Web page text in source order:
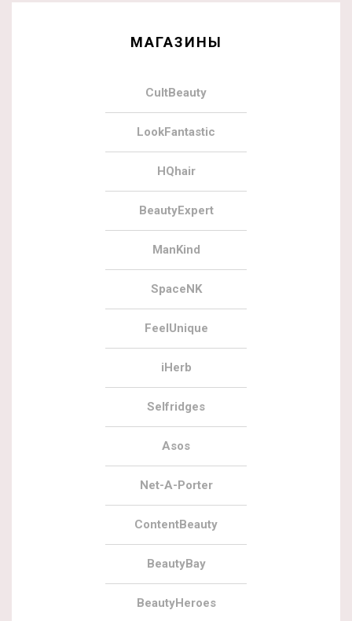
МАГАЗИНЫ
CultBeauty
LookFantastic
HQhair
BeautyExpert
ManKind
SpaceNK
FeelUnique
iHerb
Selfridges
Asos
Net-A-Porter
ContentBeauty
BeautyBay
BeautyHeroes